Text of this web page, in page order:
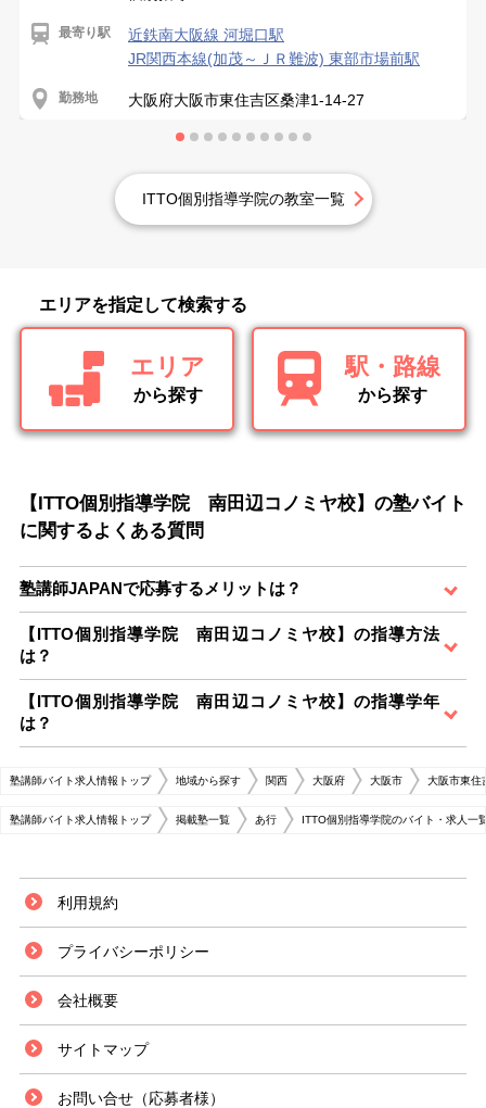
最寄り駅
近鉄南大阪線 河堀口駅
JR関西本線(加茂～ＪＲ難波) 東部市場前駅
勤務地 大阪府大阪市東住吉区桑津1-14-27
ITTO個別指導学院の教室一覧
エリアを指定して検索する
エリア
から探す
駅・路線
から探す
【ITTO個別指導学院 南田辺コノミヤ校】の塾バイト
に関するよくある質問
塾講師JAPANで応募するメリットは？
【ITTO個別指導学院 南田辺コノミヤ校】の指導方法
は？
【ITTO個別指導学院 南田辺コノミヤ校】の指導学年
は？
塾講師バイト求人情報トップ 地域から探す 関西 大阪府 大阪市 大阪市東住
塾講師バイト求人情報トップ 掲載塾一覧 あ行 ITTO個別指導学院のバイト・求人一
利用規約
プライバシーポリシー
会社概要
サイトマップ
お問い合せ（応募者様）